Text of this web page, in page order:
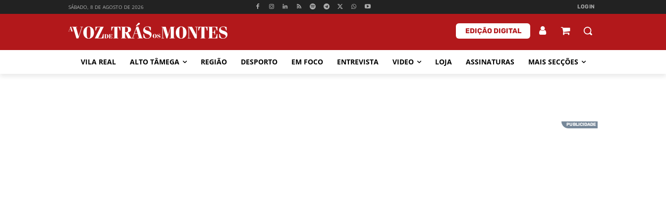
SÁBADO, 8 DE AGOSTO DE 2026 LOGIN
EDIÇÃO DIGITAL
VILA REAL ALTO TÂMEGA REGIÃO DESPORTO EM FOCO ENTREVISTA VIDEO LOJA ASSINATURAS MAIS SECÇÕES